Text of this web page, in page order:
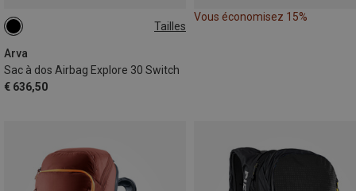
Tailles
Arva
Sac à dos Airbag Explore 30 Switch
€ 636,50
30L
Vous économisez 15%